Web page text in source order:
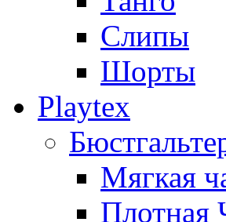
Слипы
Шорты
Playtex
Мягкая
Плотная